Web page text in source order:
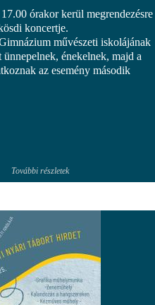
órakor kerül megrendezésre
koncertje.
művészeti iskolájának
énekelnek, majd a
az esemény második
További részletek